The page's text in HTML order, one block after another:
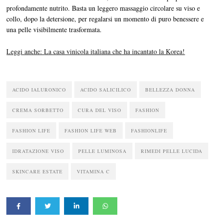
profondamente nutrito. Basta un leggero massaggio circolare su viso e
collo, dopo la detersione, per regalarsi un momento di puro benessere e
una pelle visibilmente trasformata.
Leggi anche:La casa vinicola italiana che ha incantato la Korea!
ACIDO IALURONICO ACIDO SALICILICO BELLEZZA DONNA
CREMA SORBETTO CURA DEL VISO FASHION
FASHION LIFE FASHION LIFE WEB FASHIONLIFE
IDRATAZIONE VISO PELLE LUMINOSA RIMEDI PELLE LUCIDA
SKINCARE ESTATE VITAMINA C